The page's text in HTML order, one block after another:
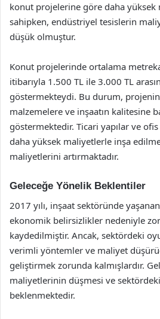
konut projelerine göre daha
sahipken, endüstriyel tesislerin
düşük olmuştur.
Konut projelerinde ortalama
itibarıyla 1.500 TL ile 3.000 TL
göstermekteydi. Bu durum,
malzemelere ve inşaatın kalitesine
göstermektedir. Ticari yapılar ve
daha yüksek maliyetlerle inşa
maliyetlerini artırmaktadır.
Geleceğe Yönelik Beklentiler
2017 yılı, inşaat sektöründe
ekonomik belirsizlikler nedeniyle
kaydedilmiştir. Ancak, sektördeki
verimli yöntemler ve maliyet
geliştirmek zorunda kalmışlardır.
maliyetlerinin düşmesi ve
beklenmektedir.